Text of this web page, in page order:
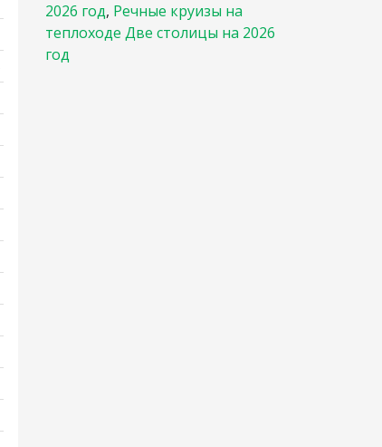
2026 год, Речные круизы на
теплоходе Две столицы на 2026
год